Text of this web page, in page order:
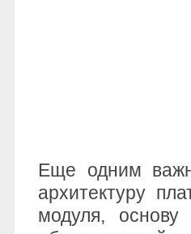
Еще одним
архитектуру
модуля, основу